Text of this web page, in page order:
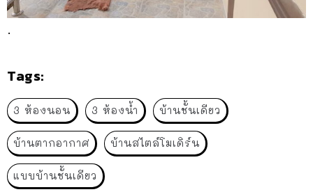
.
Tags:
3 ห้องนอน 3 ห้องน้ำ บ้านชั้นเดียว
บ้านตากอากาศ บ้านสไตล์โมเดิร์น
แบบบ้านชั้นเดียว